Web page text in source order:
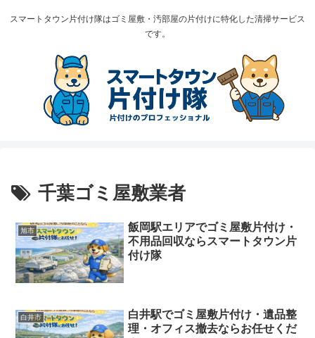
スマートタウン片付け隊はゴミ屋敷・汚部屋の片付けに特化した清掃サービス
です。
千葉ゴミ屋敷業者
旭市
飯岡駅エリアでゴミ屋敷片付け・
不用品回収ならスマートタウン片
付け隊
白井市
白井駅でゴミ屋敷片付け・遺品整
理・オフィス撤去ならお任せくだ